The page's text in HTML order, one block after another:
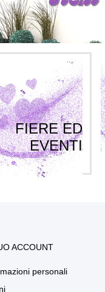
FIERE ED
EVENTI
ACCOUNT
personali